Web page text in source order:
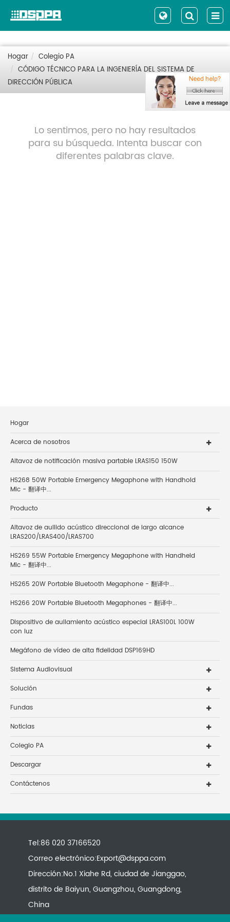
Hogar
Colegio PA
CÓDIGO TÉCNICO PARA LA INGENIERÍA DEL SISTEMA DE
DIRECCIÓN PÚBLICA
Lo sentimos, pero no hay resultados
para su búsqueda. Intenta buscar con
diferentes palabras clave.
Hogar
Acerca de nosotros
Altavoz de notificación masiva partable LRAS150 150W
HS268 50W Portable Emergency Megaphone with Handhold
Mic - 翻译中...
Producto
Altavoz de aullido acústico direccional de largo alcance
LRAS200/LRAS400/LRAS700
HS269 55W Portable Emergency Megaphone with Handheld
Mic - 翻译中...
HS265 20W Portable Bluetooth Megaphone - 翻译中...
HS266 20W Portable Bluetooth Megaphones - 翻译中...
Dispositivo de aullamiento acústico especial LRAS100L 100W
con luz
Megáfono de vídeo de alta fidelidad DSP169HD
Sistema Audiovisual
Solución
Fundas
Noticias
Colegio PA
Descargar
Contáctenos
Tel:86 020 37166520
Correo electrónico:Export@dsppa.com
Dirección:No.1 Xiahe Rd, ciudad de Jianggao,
distrito de Baiyun, Guangzhou, Guangdong,
China